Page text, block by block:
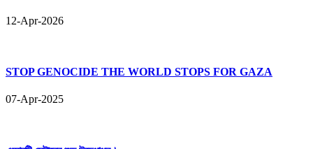
12-Apr-2026
STOP GENOCIDE THE WORLD STOPS FOR GAZA
07-Apr-2025